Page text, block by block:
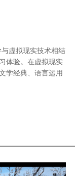
虚拟现实技术相结
体验。在虚拟现实
学经典、语言运用